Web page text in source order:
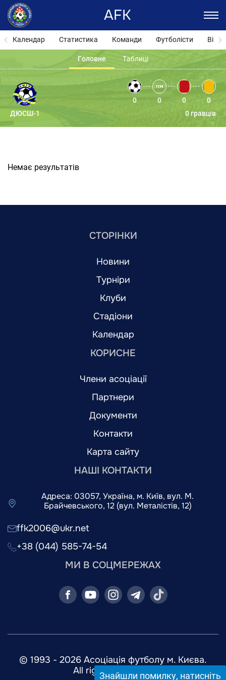
AFK
Календар Статистика Команди Футболісти
Головне Таблиці
ДЮСШ-1 0 гравців
0 0 0 0
Немає результатів
СТОРІНКИ
Новини
Турніри
Клуби
Стадіони
Календар
КОРИСНЕ
Члени асоціації
Партнери
Документи
Контакти
Карта сайту
НАШІ КОНТАКТИ
Адреса: 03057, Україна, м. Київ, вул. М.
Брайчевського, 12 (вул. Металістів, 12)
ffk2006@ukr.net
+38 (044) 585-74-54
МИ В СОЦМЕРЕЖАХ
© 1993 - 2026 Асоціація футболу м. Києва.
All rights reserved.
Знайшли помилку, натисніть